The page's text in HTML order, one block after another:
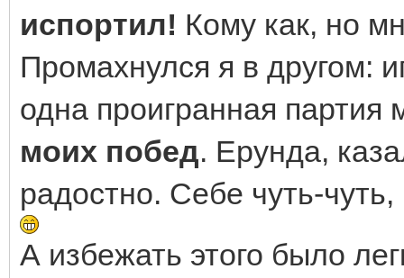
испортил! Кому как, но
Промахнулся я в другом:
одна проигранная
моих побед. Ерунда,
радостно. Себе чуть-
А избежать этого было